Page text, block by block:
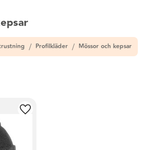
Profilkläder Mössor och kepsar
Lägg till i favoriter